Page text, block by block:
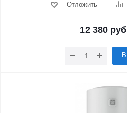
Отложить
12 380